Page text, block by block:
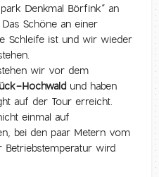
Denkmal Börfink“ an
Schöne an einer
Schleife ist und wir wieder
wir vor dem
Hochwald und haben
auf der Tour erreicht.
einmal auf
bei den paar Metern vom
wird